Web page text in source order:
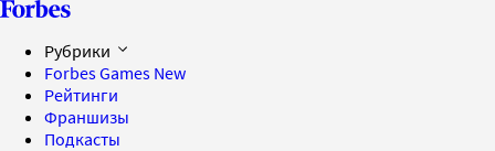
Рубрики
Forbes Games New
Рейтинги
Франшизы
Подкасты